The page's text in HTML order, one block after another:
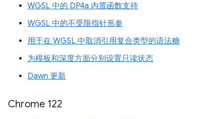
WGSL 中的 DP4a 内置函数支持
WGSL 中的不受限指针形参
用于在 WGSL 中取消引用复合类型的语法糖
为模板和深度方面分别设置只读状态
Dawn 更新
Chrome 122